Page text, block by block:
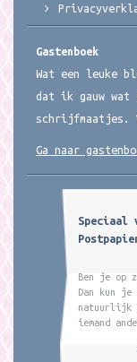
Gastenboek
Wat een leuke
dat ik gauw
schrijfmaatjes.
Ga naar
Speciaal
Ben je op
Dan kun
natuurlijk
iemand